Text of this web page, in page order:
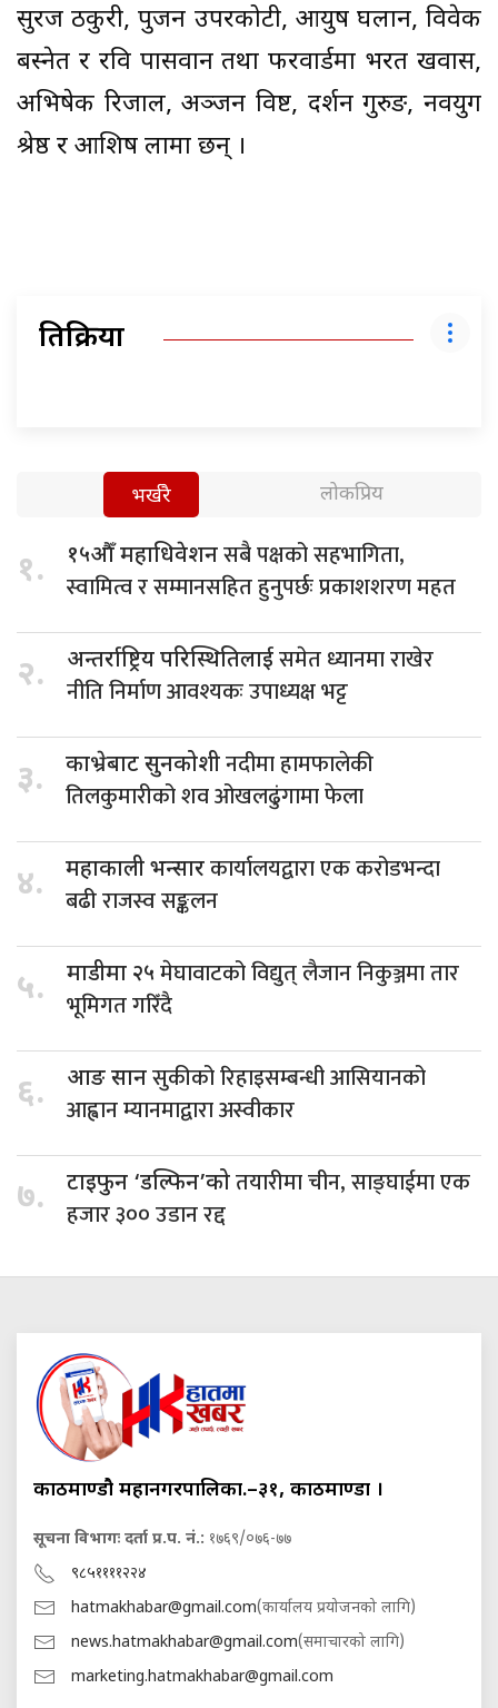
सुरज ठकुरी, पुजन उपरकोटी, आयुष घलान, विवेक
बस्नेत र रवि पासवान तथा फरवार्डमा भरत खवास,
अभिषेक रिजाल, अञ्जन विष्ट, दर्शन गुरुङ, नवयुग
श्रेष्ठ र आशिष लामा छन् ।
प्रतिक्रिया
भर्खरै लोकप्रिय
१. १५औँ महाधिवेशनसबै पक्षको सहभागिता,
स्वामित्व र सम्मानसहित हुनुपर्छः प्रकाशशरण महत
२. अन्तर्राष्ट्रिय परिस्थितिलाईसमेत ध्यानमा राखेर
नीति निर्माण आवश्यकः उपाध्यक्ष भट्ट
३. काभ्रेबाट सुनकोशीनदीमा हामफालेकी
तिलकुमारीको शव ओखलढुंगामा फेला
४. महाकाली भन्सारकार्यालयद्वारा एक करोडभन्दा
बढी राजस्व सङ्कलन
५. माडीमा २५ मेघावाटको विद्युत् लैजान निकुञ्जमा तार
भूमिगत गरिँदै
६. आङ सानसुकीको रिहाइसम्बन्धी आसियानको
आह्वान म्यानमाद्वारा अस्वीकार
७. टाइफुन ‘डल्फिन’कोतयारीमा चीन, साङ्घाईमा एक
हजार ३०० उडान रद्द
काठमाण्डौ महानगरपालिका.–३१, काठमाण्डौं ।
सूचना विभागः दर्ता प्र.प. नं.: १७६९/०७६-७७
९८५११११२२४
hatmakhabar@gmail.com(कार्यालय प्रयोजनको लागि)
news.hatmakhabar@gmail.com(समाचारको लागि)
marketing.hatmakhabar@gmail.com